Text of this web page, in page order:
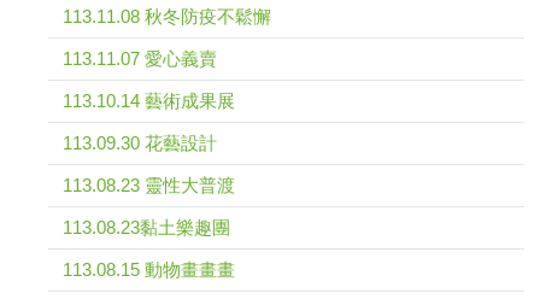
113.11.08 秋冬防疫不鬆懈
113.11.07 愛心義賣
113.10.14 藝術成果展
113.09.30 花藝設計
113.08.23 靈性大普渡
113.08.23黏土樂趣團
113.08.15 動物畫畫畫